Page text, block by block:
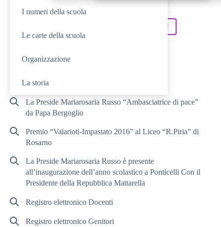
I numeri della scuola
Le carte della scuola
Organizzazione
La storia
SCUOLA
RICERCHE FREQUENTI
La Preside Mariarosaria Russo “Ambasciatrice di pace”
da Papa Bergoglio
Premio “Valarioti-Impastato 2016” al Liceo “R.Piria” di
Rosarno
La Preside Mariarosaria Russo è presente
all’inaugurazione dell’anno scolastico a Ponticelli Con il
Presidente della Repubblica Mattarella
Registro elettronico Docenti
Registro elettronico Genitori